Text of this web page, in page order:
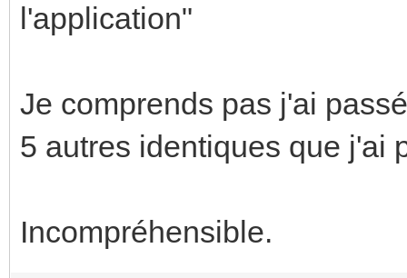
l'application"
Je comprends pas j'ai
5 autres identiques que j'ai
Incompréhensible.